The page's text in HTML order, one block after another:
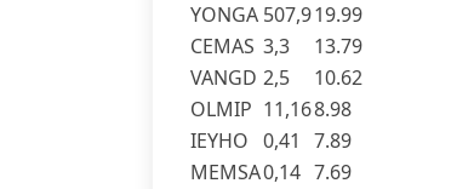
YONGA 507,919.99
CEMAS 3,3
13.79
VANGD 2,5
10.62
OLMIP 11,168.98
IEYHO 0,41
7.89
MEMSA0,14 7.69